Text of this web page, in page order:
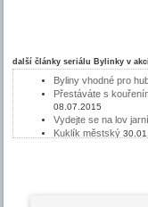
další články seriálu Bylinky v akci
Byliny vhodné pro
Přestáváte s
08.07.2015
Vydejte se na lov
Kuklík městský